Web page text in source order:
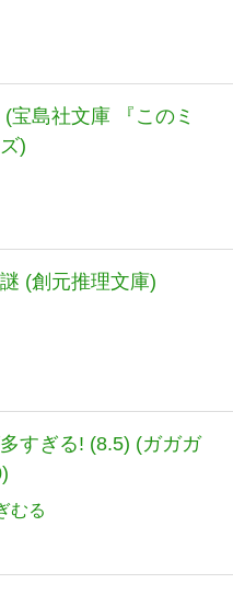
宝島社文庫 『このミ
)
(創元推理文庫)
すぎる! (8.5) (ガガガ
むる